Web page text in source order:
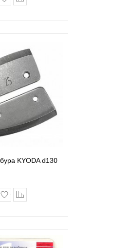
KYODA d130
в закладки